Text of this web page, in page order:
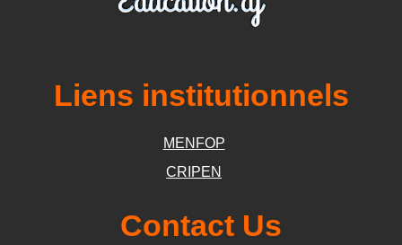
Liens institutionnels
MENFOP
CRIPEN
Contact Us